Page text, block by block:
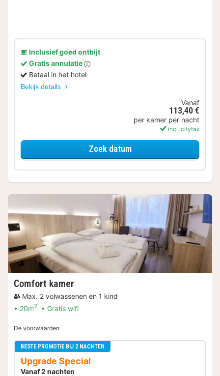
Inclusief goed ontbijt
Gratis annulatie
Betaal in het hotel
Bekijk details
Vanaf
113,40 €
per kamer per nacht
incl. citytax
Zoek datumvoor Standaard Kamer
Comfort kamer
Max. 2 volwassenen en 1 kind
20m2 Gratis wifi
De voorwaarden
BESTE PROMOTIE BIJ 2 NACHTEN
Upgrade Special
Vanaf 2 nachten